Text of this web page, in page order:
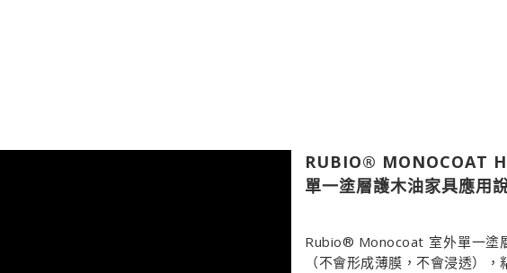
RUBIO® MONOCOAT
單一塗層護木油家具應用
Rubio® Monocoat 室外單一塗
（不會形成薄膜，不會浸透）